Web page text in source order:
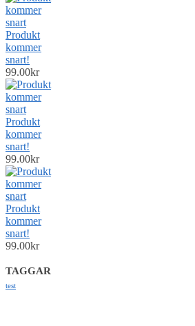
Produkt
kommer
snart!
99.00kr
Produkt
kommer
snart!
99.00kr
Produkt
kommer
snart!
99.00kr
TAGGAR
test